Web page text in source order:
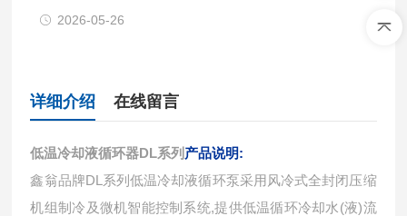
2026-05-26
详细介绍 在线留言
低温冷却液循环器DL系列 产品说明:
鑫翁品牌DL系列低温冷却液循环泵采用风冷式全封闭压缩
机组制冷及微机智能控制系统,提供低温循环冷却水(液)流